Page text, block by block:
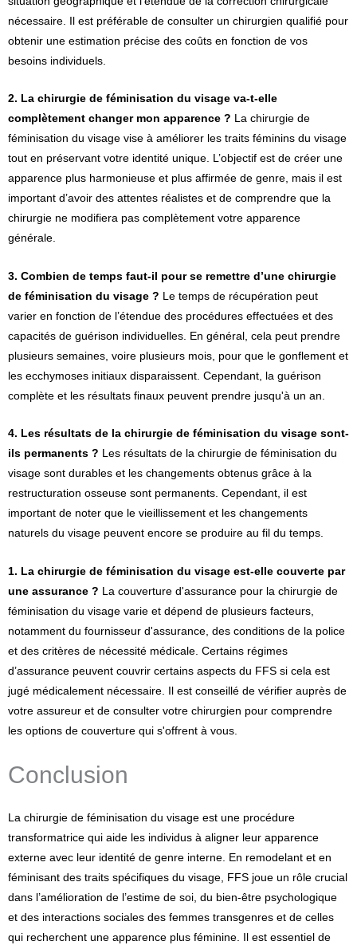
nécessaire. Il est préférable de consulter un chirurgien qualifié pour
obtenir une estimation précise des coûts en fonction de vos
besoins individuels.
2. La chirurgie de féminisation du visage va-t-elle
complètement changer mon apparence ? La chirurgie de
féminisation du visage vise à améliorer les traits féminins du visage
tout en préservant votre identité unique. L’objectif est de créer une
apparence plus harmonieuse et plus affirmée de genre, mais il est
important d’avoir des attentes réalistes et de comprendre que la
chirurgie ne modifiera pas complètement votre apparence
générale.
3. Combien de temps faut-il pour se remettre d’une chirurgie
de féminisation du visage ? Le temps de récupération peut
varier en fonction de l’étendue des procédures effectuées et des
capacités de guérison individuelles. En général, cela peut prendre
plusieurs semaines, voire plusieurs mois, pour que le gonflement et
les ecchymoses initiaux disparaissent. Cependant, la guérison
complète et les résultats finaux peuvent prendre jusqu'à un an.
4. Les résultats de la chirurgie de féminisation du visage sont-
ils permanents ? Les résultats de la chirurgie de féminisation du
visage sont durables et les changements obtenus grâce à la
restructuration osseuse sont permanents. Cependant, il est
important de noter que le vieillissement et les changements
naturels du visage peuvent encore se produire au fil du temps.
1. La chirurgie de féminisation du visage est-elle couverte par
une assurance ? La couverture d'assurance pour la chirurgie de
féminisation du visage varie et dépend de plusieurs facteurs,
notamment du fournisseur d'assurance, des conditions de la police
et des critères de nécessité médicale. Certains régimes
d’assurance peuvent couvrir certains aspects du FFS si cela est
jugé médicalement nécessaire. Il est conseillé de vérifier auprès de
votre assureur et de consulter votre chirurgien pour comprendre
les options de couverture qui s'offrent à vous.
Conclusion
La chirurgie de féminisation du visage est une procédure
transformatrice qui aide les individus à aligner leur apparence
externe avec leur identité de genre interne. En remodelant et en
féminisant des traits spécifiques du visage, FFS joue un rôle crucial
dans l’amélioration de l’estime de soi, du bien-être psychologique
et des interactions sociales des femmes transgenres et de celles
qui recherchent une apparence plus féminine. Il est essentiel de